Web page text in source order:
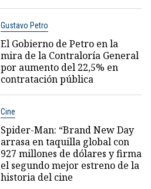
Gustavo Petro
El Gobierno de Petro en la
mira de la Contraloría General
por aumento del 22,5% en
contratación pública
Cine
Spider-Man: “Brand New Day
arrasa en taquilla global con
927 millones de dólares y firma
el segundo mejor estreno de la
historia del cine